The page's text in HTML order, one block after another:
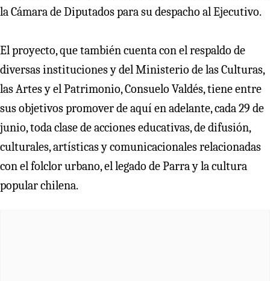
la Cámara de Diputados para su despacho al Ejecutivo.
El proyecto, que también cuenta con el respaldo de
diversas instituciones y del Ministerio de las Culturas,
las Artes y el Patrimonio, Consuelo Valdés, tiene entre
sus objetivos promover de aquí en adelante, cada 29 de
junio, toda clase de acciones educativas, de difusión,
culturales, artísticas y comunicacionales relacionadas
con el folclor urbano, el legado de Parra y la cultura
popular chilena.